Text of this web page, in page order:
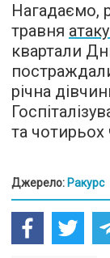
Нагадаємо,
травня
квартали
річна
та чотирьох
Джерело: Ракурс